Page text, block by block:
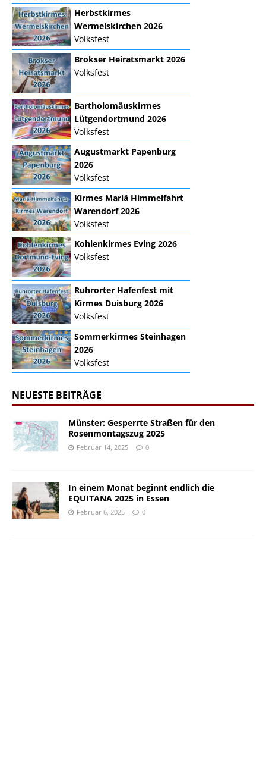
Herbstkirmes
Wermelskirchen 2026
Volksfest
Brokser Heiratsmarkt 2026
Volksfest
Bartholomäuskirmes
Lütgendortmund 2026
Volksfest
Augustmarkt Papenburg
2026
Volksfest
Kirmes Mariä Himmelfahrt
Warendorf 2026
Volksfest
Kohlenkirmes Eving 2026
Volksfest
Ruhrorter Hafenfest mit
Kirmes Duisburg 2026
Volksfest
Sommerkirmes Steinhagen
2026
Volksfest
NEUESTE BEITRÄGE
Münster: Gesperrte Straßen für den
Rosenmontagszug 2025
Februar 14, 2025 0
In einem Monat beginnt endlich die
EQUITANA 2025 in Essen
Februar 6, 2025 0